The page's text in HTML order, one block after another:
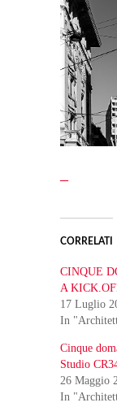
CORRELATI
CINQUE
A
17 Luglio
In
Cinque
Studio
26 Maggio
In